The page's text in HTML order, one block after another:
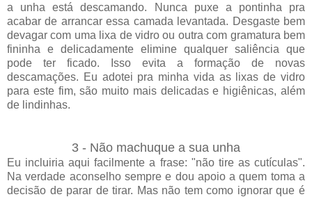
a unha está descamando. Nunca puxe a pontinha pra
acabar de arrancar essa camada levantada. Desgaste bem
devagar com uma lixa de vidro ou outra com gramatura bem
fininha e delicadamente elimine qualquer saliência que
pode ter ficado. Isso evita a formação de novas
descamações. Eu adotei pra minha vida as lixas de vidro
para este fim, são muito mais delicadas e higiênicas, além
de lindinhas.
3 - Não machuque a sua unha
Eu incluiria aqui facilmente a frase: "não tire as cutículas".
Na verdade aconselho sempre e dou apoio a quem toma a
decisão de parar de tirar. Mas não tem como ignorar que é